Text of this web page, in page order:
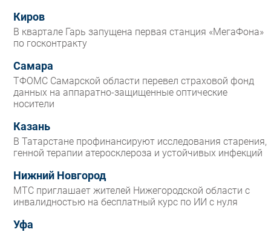
Киров
В квартале Гарь запущена первая станция «МегаФона»
по госконтракту
Самара
ТФОМС Самарской области перевел страховой фонд
данных на аппаратно-защищенные оптические
носители
Казань
В Татарстане профинансируют исследования старения,
генной терапии атеросклероза и устойчивых инфекций
Нижний Новгород
МТС приглашает жителей Нижегородской области с
инвалидностью на бесплатный курс по ИИ с нуля
Уфа